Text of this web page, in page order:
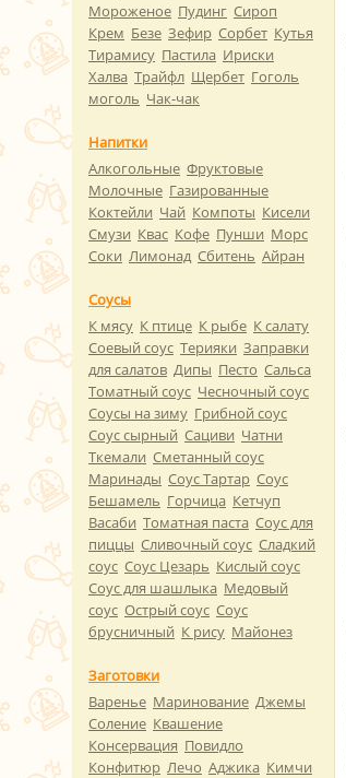
Мороженое Пудинг Сироп
Крем Безе Зефир Сорбет Кутья
Тирамису Пастила Ириски
Халва Трайфл Щербет Гоголь
моголь Чак-чак
Напитки
Алкогольные Фруктовые
Молочные Газированные
Коктейли Чай Компоты Кисели
Смузи Квас Кофе Пунши Морс
Соки Лимонад Сбитень Айран
Соусы
К мясу К птице К рыбе К салату
Соевый соус Терияки Заправки
для салатов Дипы Песто Сальса
Томатный соус Чесночный соус
Соусы на зиму Грибной соус
Соус сырный Сациви Чатни
Ткемали Сметанный соус
Маринады Соус Тартар Соус
Бешамель Горчица Кетчуп
Васаби Томатная паста Соус для
пиццы Сливочный соус Сладкий
соус Соус Цезарь Кислый соус
Соус для шашлыка Медовый
соус Острый соус Соус
брусничный К рису Майонез
Заготовки
Варенье Маринование Джемы
Соление Квашение
Консервация Повидло
Конфитюр Лечо Аджика Кимчи